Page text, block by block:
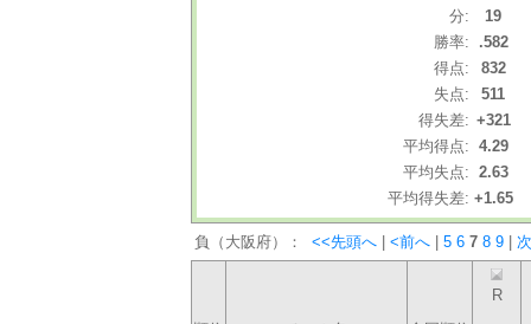
分:
19
勝率:
.582
得点:
832
失点:
511
得失差: +321
平均得点: 4.29
平均失点: 2.63
平均得失差: +1.65
負（大阪府）： <<先頭へ <前へ 5 6 7 8 9
R